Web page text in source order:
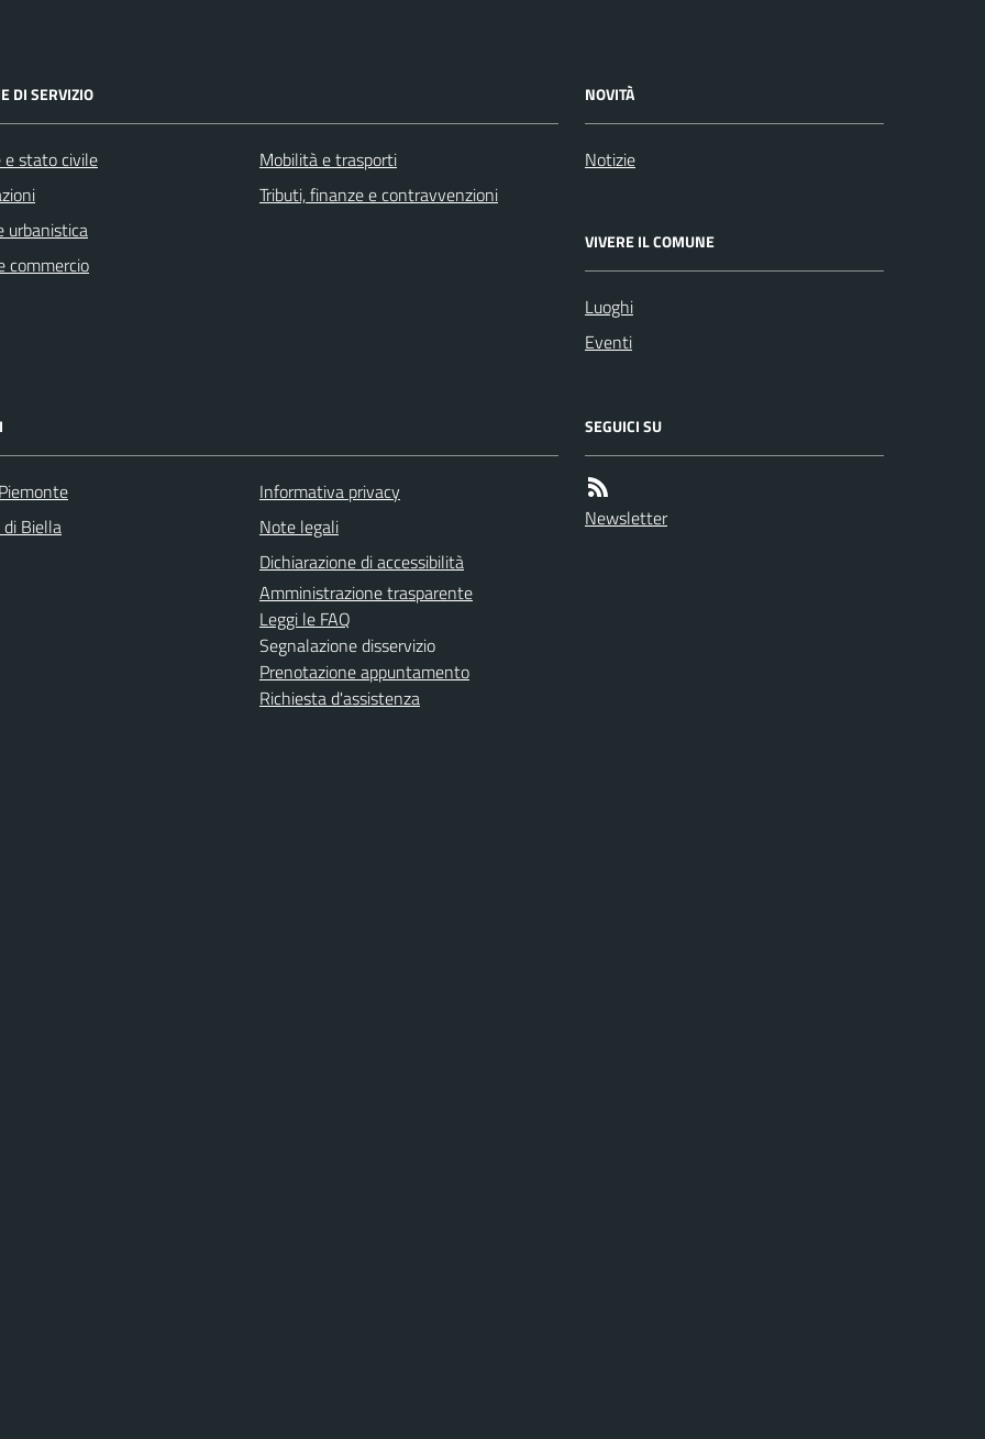
DI SERVIZIO
e stato civile
urbanistica
commercio
Mobilità e trasporti
Tributi, finanze e contravvenzioni
NOVITÀ
Notizie
VIVERE IL COMUNE
Luoghi
Eventi
Biella
Informativa privacy
Note legali
Dichiarazione di accessibilità
Amministrazione trasparente
Leggi le FAQ
Segnalazione disservizio
Prenotazione appuntamento
Richiesta d'assistenza
SEGUICI SU
Newsletter